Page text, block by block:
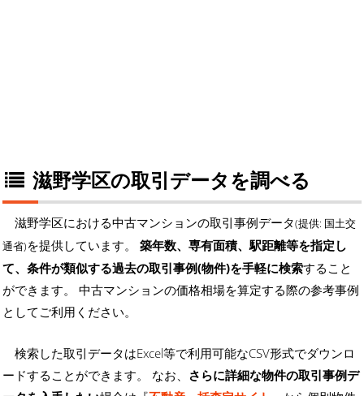
滋野学区の取引データを調べる
滋野学区における中古マンションの取引事例データ(提供: 国土交
通省)を提供しています。 築年数、専有面積、駅距離等を指定し
て、条件が類似する過去の取引事例(物件)を手軽に検索すること
ができます。 中古マンションの価格相場を算定する際の参考事例
としてご利用ください。
検索した取引データはExcel等で利用可能なCSV形式でダウンロ
ードすることができます。 なお、 さらに詳細な物件の取引事例デ